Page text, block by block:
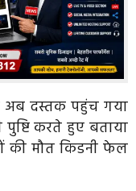
अब दस्तक पहुंच गया
करते हुए बताया
की मौत किडनी फेल